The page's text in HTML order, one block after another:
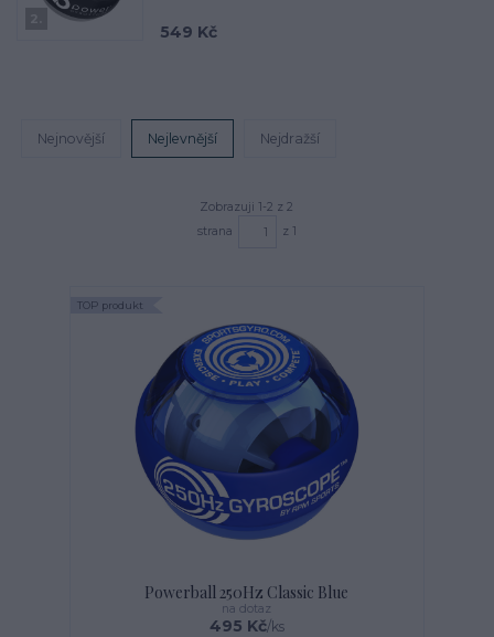
549 Kč
Nejnovější Nejlevnější Nejdražší
Zobrazuji 1-2 z 2
strana
z 1
TOP produkt
Powerball 250Hz Classic Blue
495 Kč/ks
na dotaz